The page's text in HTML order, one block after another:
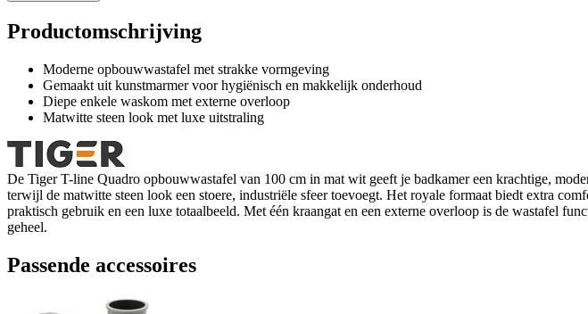
Productomschrijving
Moderne opbouwwastafel met strakke vormgeving
Gemaakt uit kunstmarmer voor hygiënisch en makkelijk onderhoud
Diepe enkele waskom met externe overloop
Matwitte steen look met luxe uitstraling
De Tiger T-line Quadro opbouwwastafel van 100 cm in mat wit geeft je badkamer een krachtige,
terwijl de matwitte steen look een stoere, industriële sfeer toevoegt. Het royale formaat biedt extra
praktisch gebruik en een luxe totaalbeeld. Met één kraangat en een externe overloop is de wastafel
geheel.
Passende accessoires